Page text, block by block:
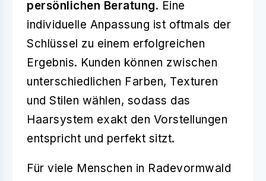
persönlichen Beratung. Eine
individuelle Anpassung ist oftmals der
Schlüssel zu einem erfolgreichen
Ergebnis. Kunden können zwischen
unterschiedlichen Farben, Texturen
und Stilen wählen, sodass das
Haarsystem exakt den Vorstellungen
entspricht und perfekt sitzt.
Für viele Menschen in Radevormwald